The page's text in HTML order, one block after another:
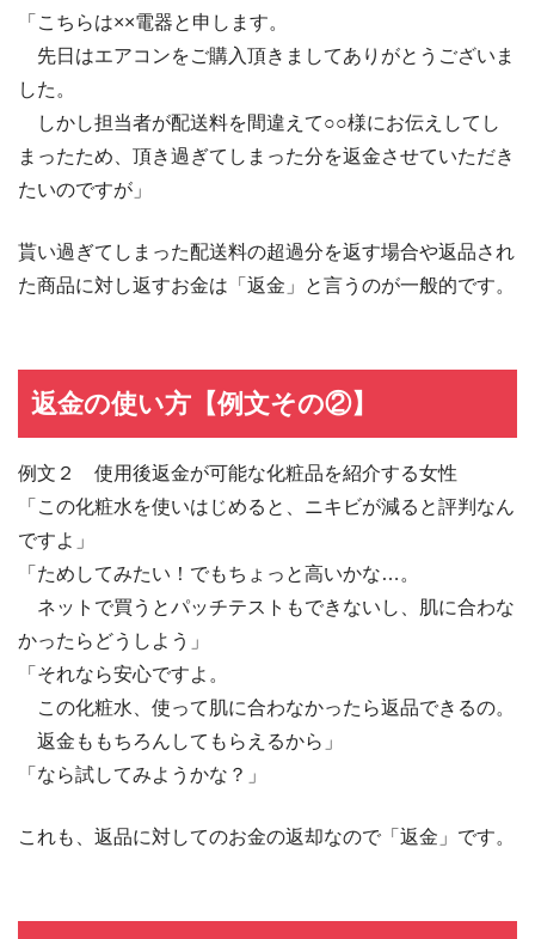
「こちらは××電器と申します。
先日はエアコンをご購入頂きましてありがとうございま
した。
しかし担当者が配送料を間違えて○○様にお伝えしてし
まったため、頂き過ぎてしまった分を返金させていただき
たいのですが」
貰い過ぎてしまった配送料の超過分を返す場合や返品され
た商品に対し返すお金は「返金」と言うのが一般的です。
返金の使い方【例文その②】
例文２ 使用後返金が可能な化粧品を紹介する女性
「この化粧水を使いはじめると、ニキビが減ると評判なん
ですよ」
「ためしてみたい！でもちょっと高いかな…。
ネットで買うとパッチテストもできないし、肌に合わな
かったらどうしよう」
「それなら安心ですよ。
この化粧水、使って肌に合わなかったら返品できるの。
返金ももちろんしてもらえるから」
「なら試してみようかな？」
これも、返品に対してのお金の返却なので「返金」です。